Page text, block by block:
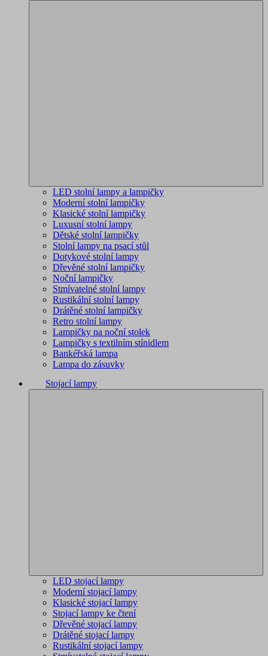
LED stolní lampy a lampičky
Moderní stolní lampičky
Klasické stolní lampičky
Luxusní stolní lampy
Dětské stolní lampičky
Stolní lampy na psací stůl
Dotykové stolní lampy
Dřevěné stolní lampičky
Noční lampičky
Stmívatelné stolní lampy
Rustikální stolní lampy
Drátěné stolní lampičky
Retro stolní lampy
Lampičky na noční stolek
Lampičky s textilním stínidlem
Bankéřská lampa
Lampa do zásuvky
Stojací lampy
LED stojací lampy
Moderní stojací lampy
Klasické stojací lampy
Stojací lampy ke čtení
Dřevěné stojací lampy
Drátěné stojací lampy
Rustikální stojací lampy